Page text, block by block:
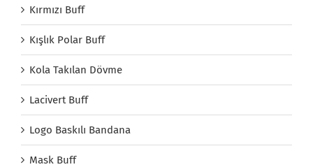
Kırmızı Buff
Kışlık Polar Buff
Kola Takılan Dövme
Lacivert Buff
Logo Baskılı Bandana
Mask Buff